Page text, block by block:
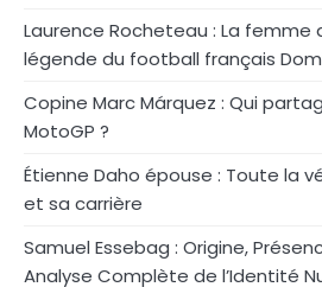
Laurence Rocheteau : La femme
légende du football français
Copine Marc Márquez : Qui
MotoGP ?
Étienne Daho épouse : Toute la
et sa carrière
Samuel Essebag : Origine,
Analyse Complète de l’Identité